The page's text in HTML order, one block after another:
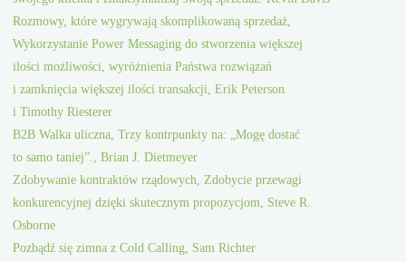
Rozmowy, które wygrywają skomplikowaną sprzedaż,
Wykorzystanie Power Messaging do stworzenia większej
ilości możliwości, wyróżnienia Państwa rozwiązań
i zamknięcia większej ilości transakcji, Erik Peterson
i Timothy Riesterer
B2B Walka uliczna, Trzy kontrpunkty na: „Mogę dostać
to samo taniej”., Brian J. Dietmeyer
Zdobywanie kontraktów rządowych, Zdobycie przewagi
konkurencyjnej dzięki skutecznym propozycjom, Steve R.
Osborne
Pozbądź się zimna z Cold Calling, Sam Richter